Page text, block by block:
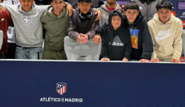
View Fullscreen